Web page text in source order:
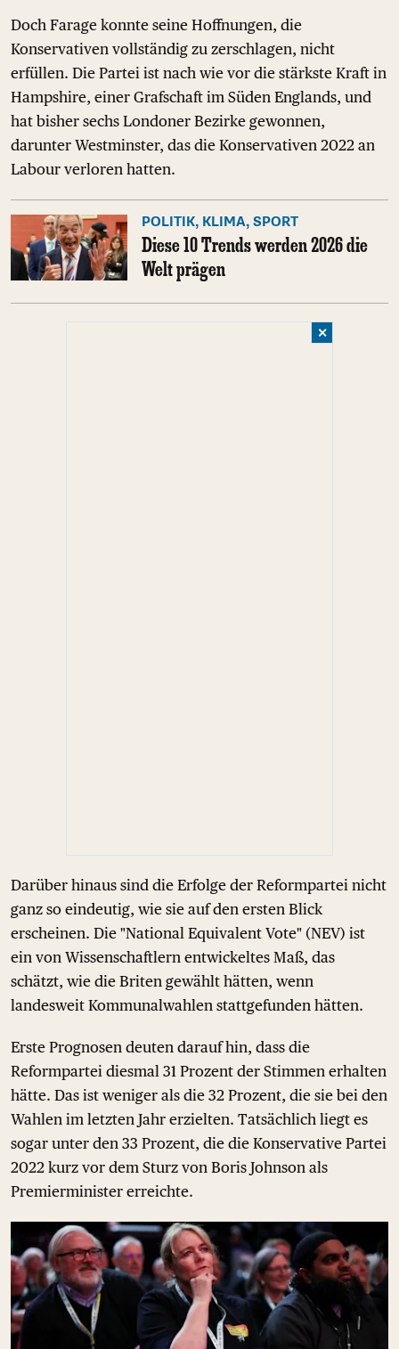
Doch Farage konnte seine Hoffnungen, die
Konservativen vollständig zu zerschlagen, nicht
erfüllen. Die Partei ist nach wie vor die stärkste Kraft in
Hampshire, einer Grafschaft im Süden Englands, und
hat bisher sechs Londoner Bezirke gewonnen,
darunter Westminster, das die Konservativen 2022 an
Labour verloren hatten.
POLITIK, KLIMA, SPORT
Diese 10 Trends werden 2026 die
Welt prägen
✕
Darüber hinaus sind die Erfolge der Reformpartei nicht
ganz so eindeutig, wie sie auf den ersten Blick
erscheinen. Die "National Equivalent Vote" (NEV) ist
ein von Wissenschaftlern entwickeltes Maß, das
schätzt, wie die Briten gewählt hätten, wenn
landesweit Kommunalwahlen stattgefunden hätten.
Erste Prognosen deuten darauf hin, dass die
Reformpartei diesmal 31 Prozent der Stimmen erhalten
hätte. Das ist weniger als die 32 Prozent, die sie bei den
Wahlen im letzten Jahr erzielten. Tatsächlich liegt es
sogar unter den 33 Prozent, die die Konservative Partei
2022 kurz vor dem Sturz von Boris Johnson als
Premierminister erreichte.